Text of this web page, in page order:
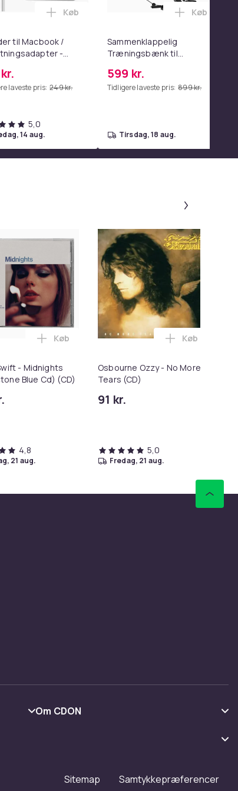
i kurven
- schminke spejl med lys - hvid - dæmpbar med tre
Hollywood Spejl – 58×46 cm – 15 LED-lys – 3
med Sikkerhedssele Skærer - Nødudgangsværktøj,
til Macbook /
-
laveste pris: 249 kr.
Læg Oplader til Macbook /
Køb
5,0
14 aug.
Sammenklappelig
Træningsbænk til
Ryg & Sæde, 300 kg
Belastning
599 kr.
Tidligere laveste pris: 899 kr.
Læg
Køb
tirsdag, 18 aug.
(CD) i kurven
- Appetite For Destruction (Re-M) (CD) i kurven
- Midnights
Blue Cd) (CD)
Læg Taylor Swift - Midnights (Moonstone
Køb
4,8
21 aug.
Osbourne Ozzy - No More
Tears (CD)
91 kr.
Læg
Køb
5,0
fredag, 21 aug.
Om CDON
Arbejd på CDON
Sitemap Samtykkepræferencer